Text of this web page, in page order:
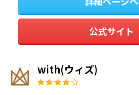
公式サイト
with(ウィズ)